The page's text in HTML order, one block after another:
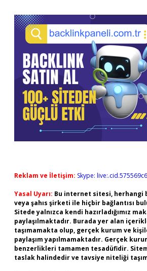
Reklam ve İletişim: Skype:
Yasal Uyarı: Bu internet sitesi, herhangi
veya şahıs şirketi ile hiçbir bağlantısı
Sitede yalnızca kendi hazırladığımız
paylaşılmaktadır. Burada yer alan
taşımamakta olup, gerçek kurum ve
paylaşım yapılmamaktadır. Gerçek
benzerlikleri tamamen tesadüfidir.
taslak halindedir ve tavsiye niteliği